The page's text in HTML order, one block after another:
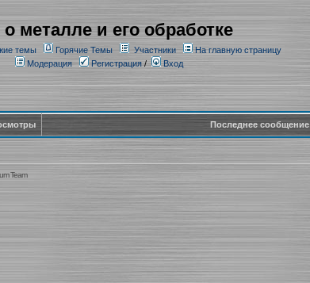
металле и его обработке
темы Горячие Темы Участники
На главную страницу
Модерация
Регистрация/ Вход
Последнее сообщение
Team